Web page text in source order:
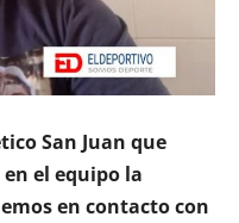
San Juan que
el equipo la
en contacto con